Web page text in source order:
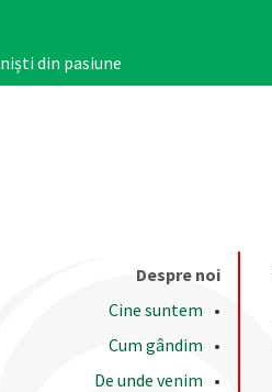
din pasiune
Despre noi
Cine suntem
Cum gândim
De unde venim